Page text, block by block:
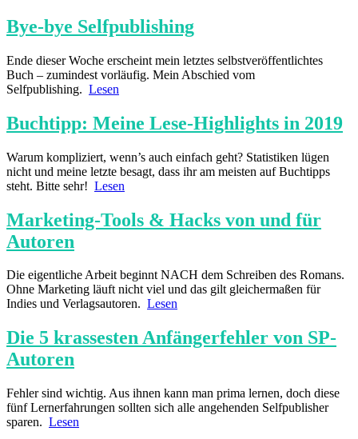
Bye-bye Selfpublishing
Ende dieser Woche erscheint mein letztes selbstveröffentlichtes
Buch – zumindest vorläufig. Mein Abschied vom
Selfpublishing. Lesen
Buchtipp: Meine Lese-Highlights in 2019
Warum kompliziert, wenn’s auch einfach geht? Statistiken lügen
nicht und meine letzte besagt, dass ihr am meisten auf Buchtipps
steht. Bitte sehr! Lesen
Marketing-Tools & Hacks von und für
Autoren
Die eigentliche Arbeit beginnt NACH dem Schreiben des Romans.
Ohne Marketing läuft nicht viel und das gilt gleichermaßen für
Indies und Verlagsautoren. Lesen
Die 5 krassesten An­fänger­fehler von SP-
Autoren
Fehler sind wichtig. Aus ihnen kann man prima lernen, doch diese
fünf Lernerfahrungen sollten sich alle angehenden Selfpublisher
sparen. Lesen